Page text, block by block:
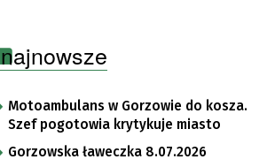
najnowsze
Motoambulans w Gorzowie do kosza.
Szef pogotowia krytykuje miasto
Gorzowska ławeczka 8.07.2026